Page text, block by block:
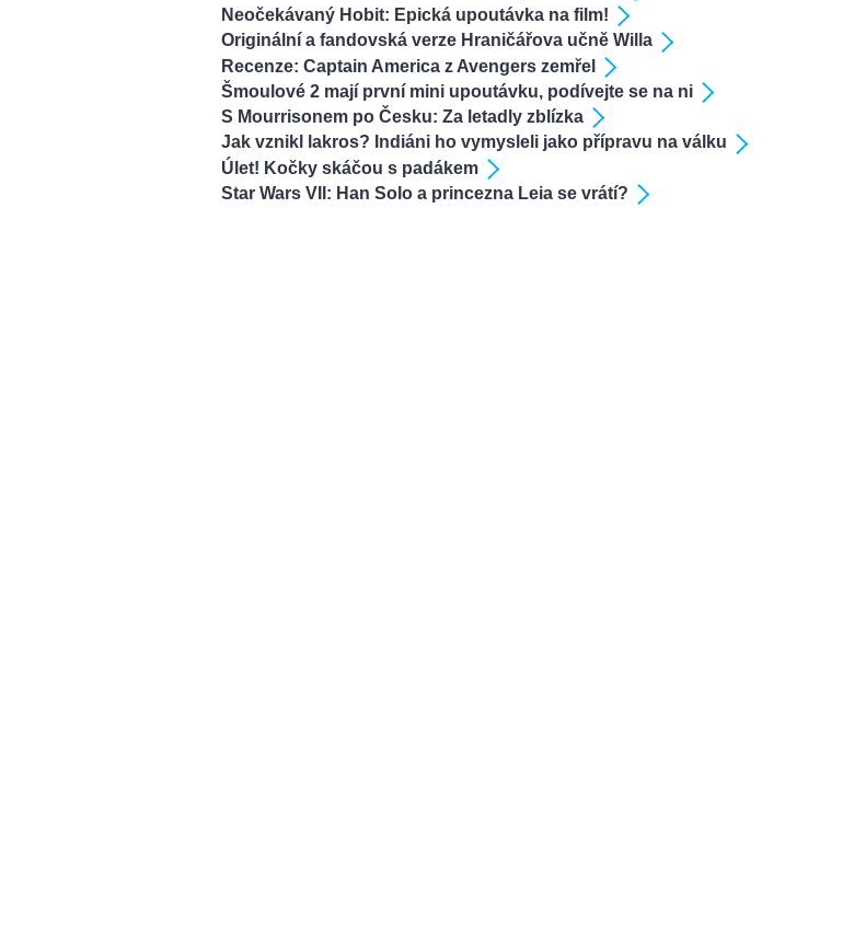
Neočekávaný Hobit: Epická upoutávka na film!
Originální a fandovská verze Hraničářova učně Willa
Recenze: Captain America z Avengers zemřel
Šmoulové 2 mají první mini upoutávku, podívejte se na ni
S Mourrisonem po Česku: Za letadly zblízka
Jak vznikl lakros? Indiáni ho vymysleli jako přípravu na válku
Úlet! Kočky skáčou s padákem
Star Wars VII: Han Solo a princezna Leia se vrátí?